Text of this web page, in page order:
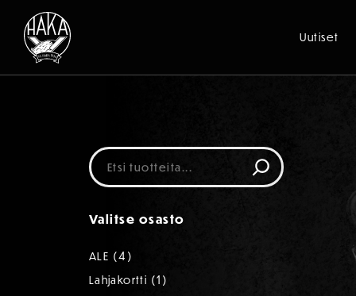
Siirry sisältöön
Uutiset
Etsi
Valitse osasto
ALE 4 4
tuotetta
Lahjakortti 1 1